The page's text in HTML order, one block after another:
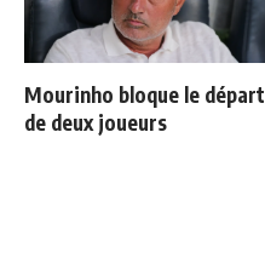
Mourinho bloque le départ
de deux joueurs